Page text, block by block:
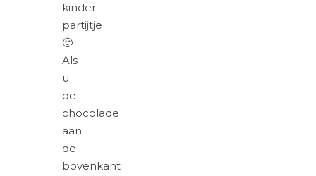
kinder
partijtje
🙂
Als
u
de
chocolade
aan
de
bovenkant